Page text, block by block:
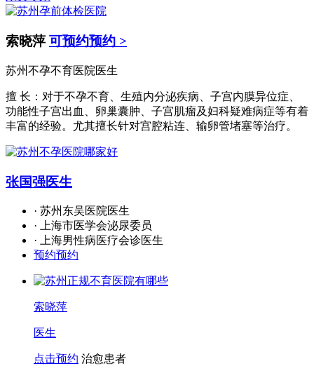
索晓萍 可预约预约 >
苏州不孕不育医院医生
擅 长：对于不孕不育、生殖内分泌疾病、子宫内膜异位症、
功能性子宫出血、卵巢囊肿、子宫肌瘤及妇科疑难病症等有着
丰富的经验。尤其擅长针对宫腔粘连、输卵管堵塞等治疗。
张国强医生
· 苏州东吴医院医生
· 上海市医学会泌尿委员
· 上海男性病医疗会诊医生
预约预约
索晓萍
医生
点击预约 治愈患者